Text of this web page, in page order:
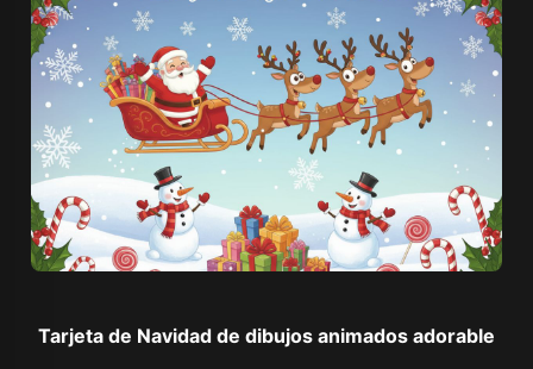
Tarjeta de Navidad de dibujos animados adorable